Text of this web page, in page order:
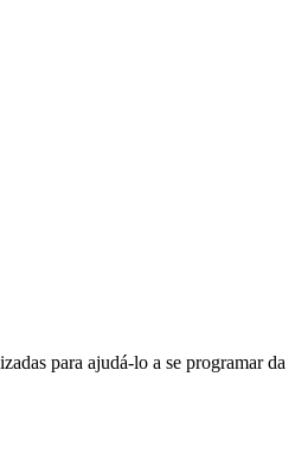
para ajudá-lo a se programar da